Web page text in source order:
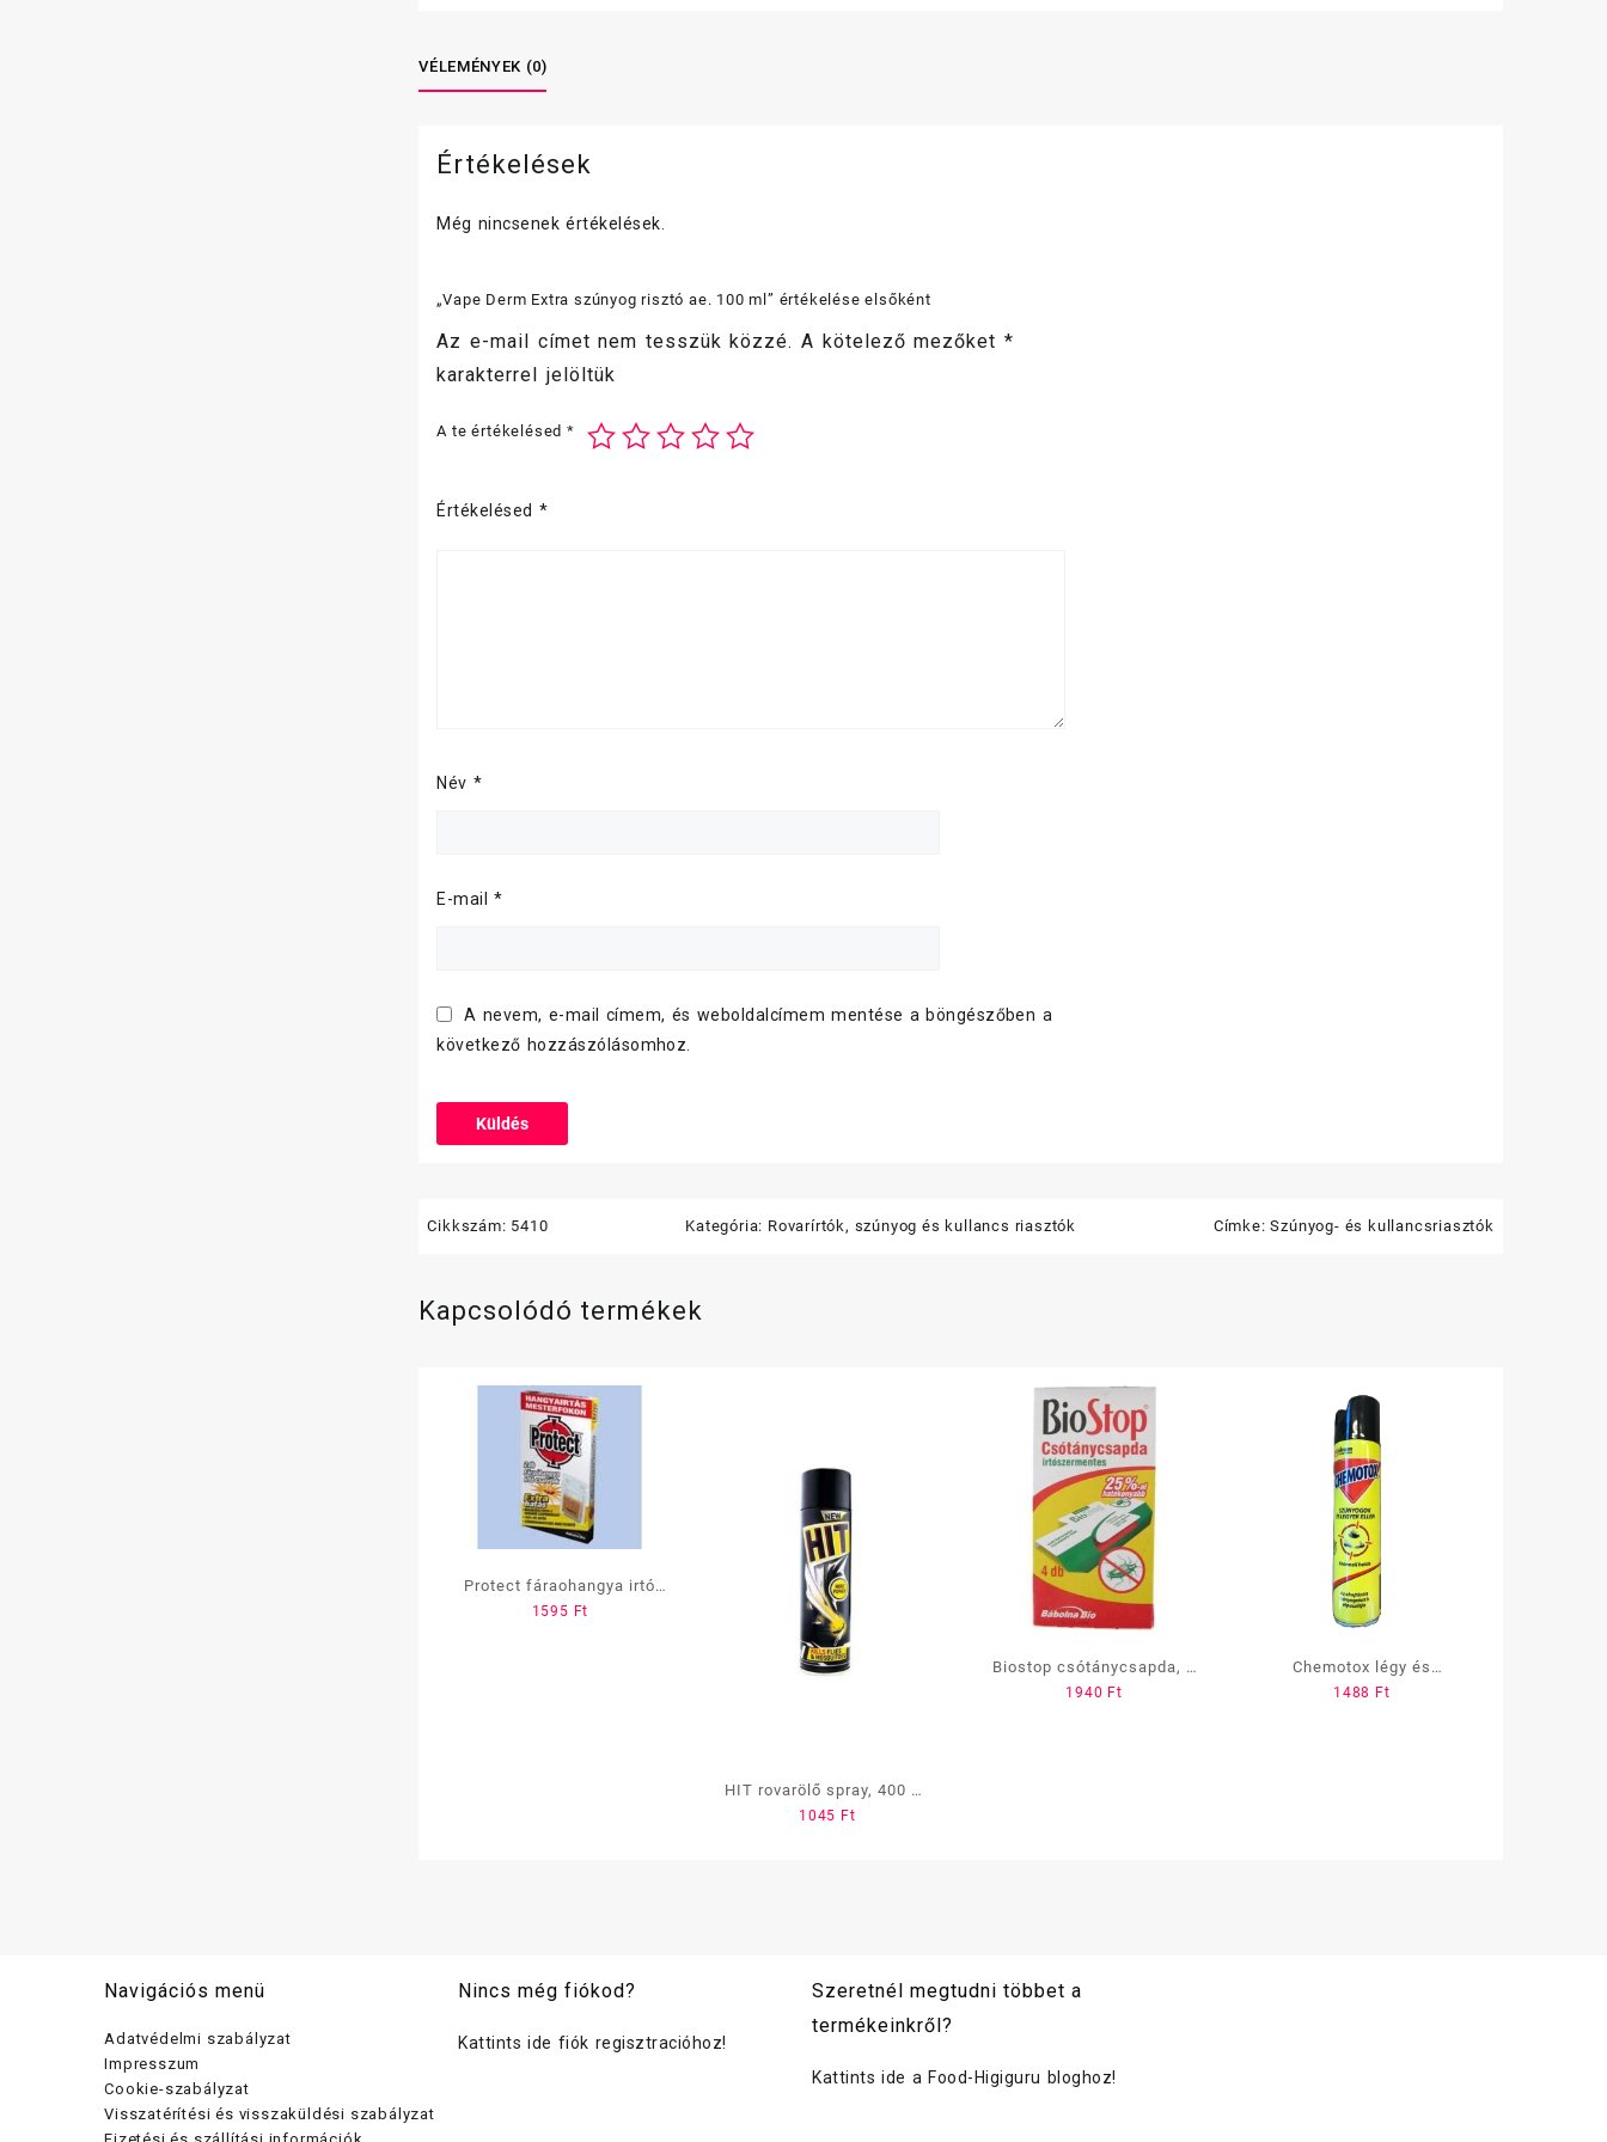
VÉLEMÉNYEK (0)
Értékelések
Még nincsenek értékelések.
„Vape Derm Extra szúnyog risztó ae. 100 ml” értékelése elsőként
Az e-mail címet nem tesszük közzé. A kötelező mezőket *
karakterrel jelöltük
A te értékelésed *
Értékelésed *
Név *
E-mail*
A nevem, e-mail címem, és weboldalcímem mentése a böngészőben a
következő hozzászólásomhoz.
Cikkszám: 5410 Kategória: Rovarírtók, szúnyog és kullancs riasztók Címke:Szúnyog- és kullancsriasztók
Kapcsolódó termékek
Protect fáraohangya irtó
csalétek 3 db
1595 Ft
HIT rovarölő spray, 400 ml
repülő és mászó rovarokra
1045 Ft
Biostop csótánycsapda, 4
db/cs
1940 Ft
Chemotox légy és
szúnyogirtó, 400 ml
1488 Ft
Navigációs menü
Adatvédelmi szabályzat
Impresszum
Cookie-szabályzat
Visszatérítési és visszaküldési szabályzat
Nincs még fiókod?
Kattints ide fiók regisztracióhoz!
Szeretnél megtudni többet a
termékeinkről?
Kattints ide a Food-Higiguru bloghoz!